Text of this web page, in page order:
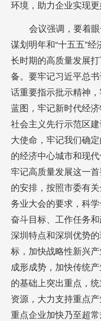
环境，助力企业实现更
会议强调，要着
谋划明年和“十五五”
长时期的高质量发展
备。要牢记习近平总
话重要指示批示精神
蓝图，牢记新时代经
社会主义先行示范区
大使命，牢记我们确
的经济中心城市和现
牢记高质量发展这一
的安排，按照市委有
务业大会的要求，科
奋斗目标、工作任务
深圳特点和深圳优势
标，加快战略性新兴
成形成势，加快传统
的基础上突出重点，
资源，大力支持重点
重点企业加快乃至超